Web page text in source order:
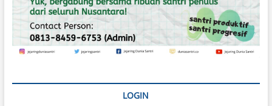
a
j
a
r
a
LOGIN